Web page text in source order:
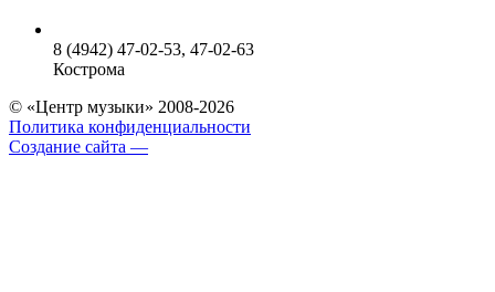
8 (4942) 47-02-53, 47-02-63
Кострома
© «Центр музыки» 2008-2026
Политика конфиденциальности
Создание сайта —